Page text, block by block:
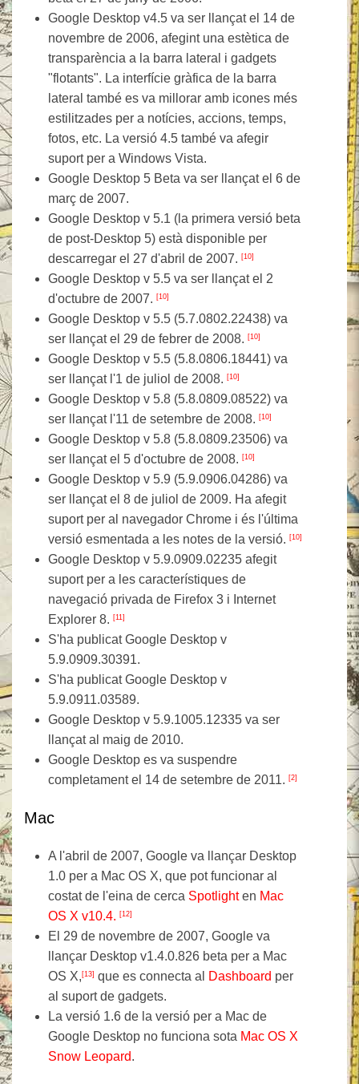
Google Desktop v4.5 va ser llançat el 14 de
novembre de 2006, afegint una estètica de
transparència a la barra lateral i gadgets
"flotants". La interfície gràfica de la barra
lateral també es va millorar amb icones més
estilitzades per a notícies, accions, temps,
fotos, etc. La versió 4.5 també va afegir
suport per a Windows Vista.
Google Desktop 5 Beta va ser llançat el 6 de
març de 2007.
Google Desktop v 5.1 (la primera versió beta
de post-Desktop 5) està disponible per
descarregar el 27 d'abril de 2007. [10]
Google Desktop v 5.5 va ser llançat el 2
d'octubre de 2007. [10]
Google Desktop v 5.5 (5.7.0802.22438) va
ser llançat el 29 de febrer de 2008. [10]
Google Desktop v 5.5 (5.8.0806.18441) va
ser llançat l'1 de juliol de 2008. [10]
Google Desktop v 5.8 (5.8.0809.08522) va
ser llançat l'11 de setembre de 2008. [10]
Google Desktop v 5.8 (5.8.0809.23506) va
ser llançat el 5 d'octubre de 2008. [10]
Google Desktop v 5.9 (5.9.0906.04286) va
ser llançat el 8 de juliol de 2009. Ha afegit
suport per al navegador Chrome i és l'última
versió esmentada a les notes de la versió. [10]
Google Desktop v 5.9.0909.02235 afegit
suport per a les característiques de
navegació privada de Firefox 3 i Internet
Explorer 8. [11]
S'ha publicat Google Desktop v
5.9.0909.30391.
S'ha publicat Google Desktop v
5.9.0911.03589.
Google Desktop v 5.9.1005.12335 va ser
llançat al maig de 2010.
Google Desktop es va suspendre
completament el 14 de setembre de 2011. [2]
Mac
A l'abril de 2007, Google va llançar Desktop
1.0 per a Mac OS X, que pot funcionar al
costat de l'eina de cerca Spotlighten Mac
OS X v10.4. [12]
El 29 de novembre de 2007, Google va
llançar Desktop v1.4.0.826 beta per a Mac
OS X, [13] que es connecta al Dashboard per
al suport de gadgets.
La versió 1.6 de la versió per a Mac de
Google Desktop no funciona sota Mac OS X
Snow Leopard.